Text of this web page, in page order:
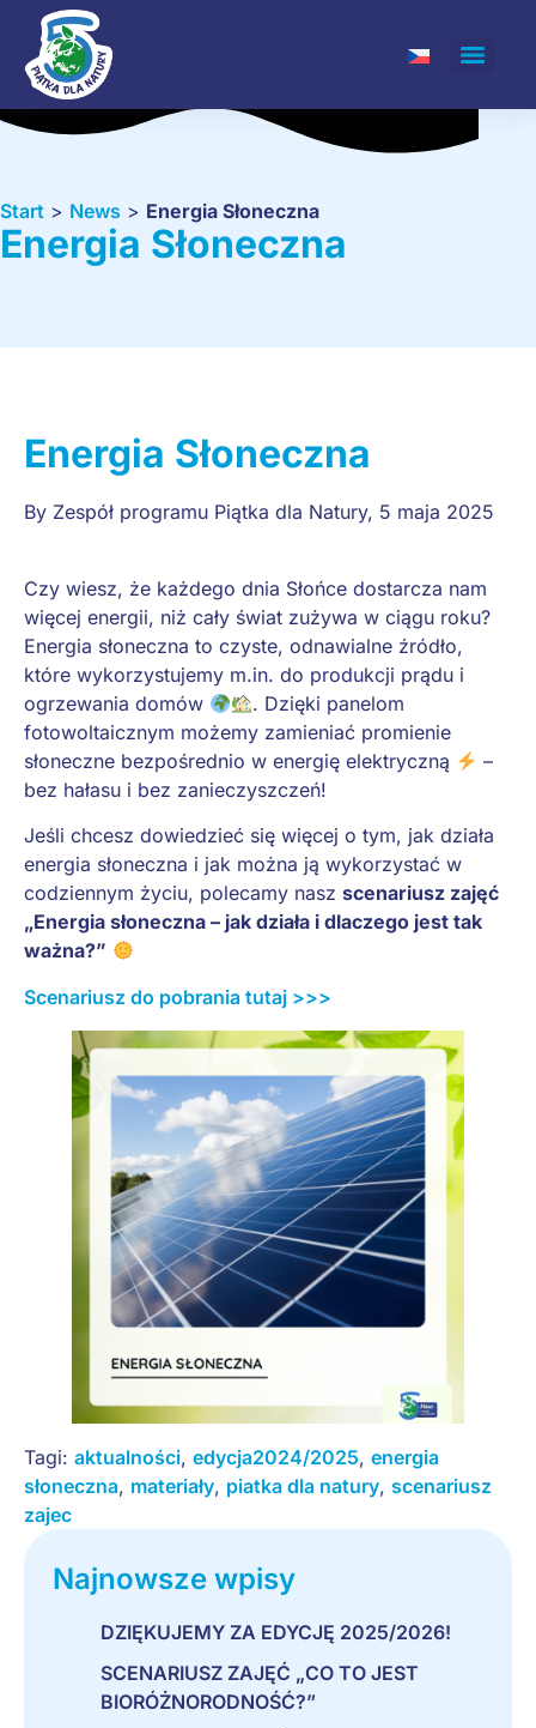
Start > News > Energia Słoneczna
Energia Słoneczna
Energia Słoneczna
By Zespół programu Piątka dla Natury, 5 maja 2025
Czy wiesz, że każdego dnia Słońce dostarcza nam
więcej energii, niż cały świat zużywa w ciągu roku?
Energia słoneczna to czyste, odnawialne źródło,
które wykorzystujemy m.in. do produkcji prądu i
ogrzewania domów
. Dzięki panelom
fotowoltaicznym możemy zamieniać promienie
słoneczne bezpośrednio w energię elektryczną
–
bez hałasu i bez zanieczyszczeń!
Jeśli chcesz dowiedzieć się więcej o tym, jak działa
energia słoneczna i jak można ją wykorzystać w
codziennym życiu, polecamy nasz scenariusz zajęć
„Energia słoneczna – jak działa i dlaczego jest tak
ważna?”
Scenariusz do pobrania tutaj >>>
Tagi: aktualności, edycja2024/2025, energia
słoneczna, materiały, piatka dla natury, scenariusz
zajec
Najnowsze wpisy
DZIĘKUJEMY ZA EDYCJĘ 2025/2026!
SCENARIUSZ ZAJĘĆ „CO TO JEST
BIORÓŻNORODNOŚĆ?”